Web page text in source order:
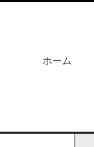
ホーム